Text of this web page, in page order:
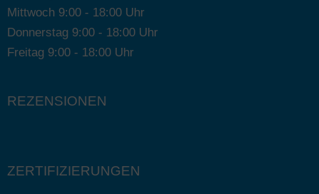
Mittwoch 9:00 - 18:00 Uhr
Donnerstag 9:00 - 18:00 Uhr
Freitag 9:00 - 18:00 Uhr
REZENSIONEN
ZERTIFIZIERUNGEN